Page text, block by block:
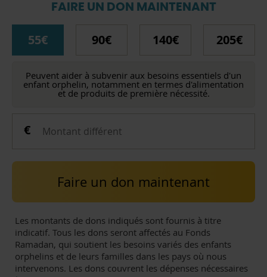
FAIRE UN DON MAINTENANT
55€ 90€ 140€ 205€
Peuvent aider à subvenir aux besoins essentiels d'un
enfant orphelin, notamment en termes d'alimentation
et de produits de première nécessité.
Faire un don maintenant
Les montants de dons indiqués sont fournis à titre
indicatif. Tous les dons seront affectés au Fonds
Ramadan, qui soutient les besoins variés des enfants
orphelins et de leurs familles dans les pays où nous
intervenons. Les dons couvrent les dépenses nécessaires